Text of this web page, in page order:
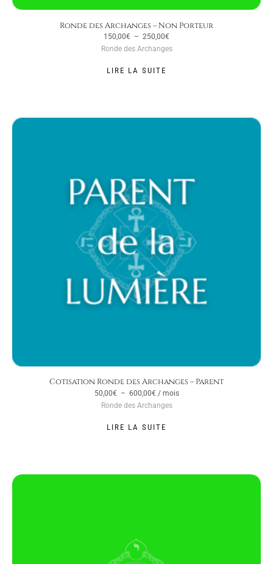
Ronde des Archanges – Non Porteur
150,00€ – 250,00€
Ronde des Archanges
LIRE LA SUITE
Cotisation Ronde des Archanges – Parent
50,00€ – 600,00€
Plage
/ mois
Ronde des Archanges
LIRE LA SUITE
Plage